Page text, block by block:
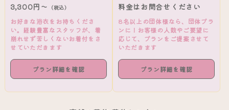
3,300円～ （税込）
お好きな浴衣をお持ちくださ
い。経験豊富なスタッフが、着
崩れせず苦しくないお着付をさ
せていただきます
プラン詳細を確認
料金はお問合せください
8名以上の団体様なら、団体プラ
ンに！お客様の人数やご要望に
応じて、プランをご提案させて
いただきます
プラン詳細を確認